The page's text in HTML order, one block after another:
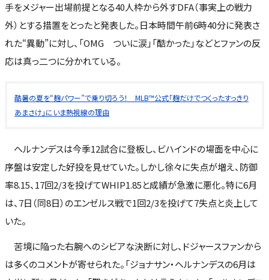
手をメジャー出場前提となる40人枠から外すDFA（事実上の戦力
外）とする措置をとったと発表した。日本時間午前6時40分に発表さ
れた“異動”に対し、「OMG ついに涙」「酷かった」などとファンの反
応は真っ二つに分かれている。
酷暑の夏を“麹パワー”で乗り切ろう！ MLB™公式「麹だけでつくったすっきり
あまさけ」にいま熱視線の理由
ヘルナンデスは今季12試合に登板し、ビハインドの場面を中心に
序盤は安定した好投を見せていた。しかし徐々に失点が増え、防御
率8.15、17回2/3を投げてWHIP1.85と成績が急激に悪化。特に6月
は、7日（同8日）のエンゼルス戦で1回2/3を投げて7失点と炎上して
いた。
苦境に陥った右腕へのシビアな決断に対し、ドジャースファンから
は多くのコメントが寄せられた。「ジョナサン・ヘルナンデスの6月は